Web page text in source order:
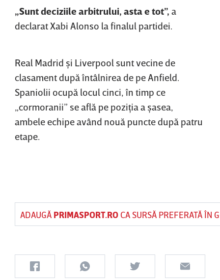
„Sunt deciziile arbitrului, asta e tot”, a
declarat Xabi Alonso la finalul partidei.
Real Madrid şi Liverpool sunt vecine de
clasament după întâlnirea de pe Anfield.
Spaniolii ocupă locul cinci, în timp ce
„cormoranii” se află pe poziţia a şasea,
ambele echipe având nouă puncte după patru
etape.
ADAUGĂ PRIMASPORT.ROCA SURSĂ PREFERATĂ ÎN